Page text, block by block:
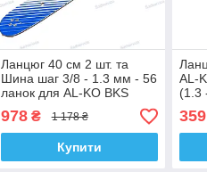
Ланцюг 40 см 2 шт. та
Шина шаг 3/8 - 1.3 мм - 56
ланок для AL-KO BKS
35/35 II/40-40 II/3835/4040
Archer
978₴ 1 178 ₴
Купити
AL-
(1.3
359